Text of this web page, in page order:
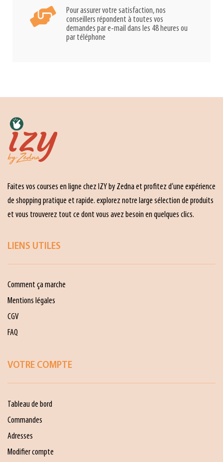
Pour assurer votre satisfaction, nos
conseillers répondent à toutes vos
demandes par e-mail dans les 48 heures ou
par téléphone
Faites vos courses en ligne chez IZY by Zedna et profitez d’une expérience
de shopping pratique et rapide. explorez notre large sélection de produits
et vous trouverez tout ce dont vous avez besoin en quelques clics.
LIENS UTILES
Comment ça marche
Mentions légales
CGV
FAQ
VOTRE COMPTE
Tableau de bord
Commandes
Adresses
Modifier compte